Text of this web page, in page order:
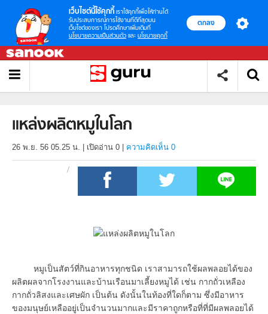
เว็บไซต์นี้ใช้คุกกี้ เราใช้คุกกี้เพื่อให้ท่านได้
รับประสบการณ์การใช้งานที่ดีที่สุดบน
เว็บไซต์ของเรา โปรดศึกษาเพิ่มเติมที่
นโยบายความเป็นส่วนตัว และ นโยบายคุกกี้
ตกลง
แหล่งผลิตหมูในโลก
26 พ.ย. 56 05.25 น. เปิดอ่าน 0 ความคิดเห็น 0
หมูเป็นสัตว์ที่กินอาหารทุกชนิด เราสามารถใช้ผลพลอยได้ของ
ผลิตผลจากโรงงานและบ้านเรือนมาเลี้ยงหมูได้ เช่น กากถั่วเหลือง
กากถั่วลิสงและเศษผัก เป็นต้น ดังนั้นในท้องที่ใดก็ตาม ซึ่งมีอาหาร
ของมนุษย์เหลืออยู่เป็นจำนวนมากและมีราคาถูกหรือที่ที่มีผลพลอยได้